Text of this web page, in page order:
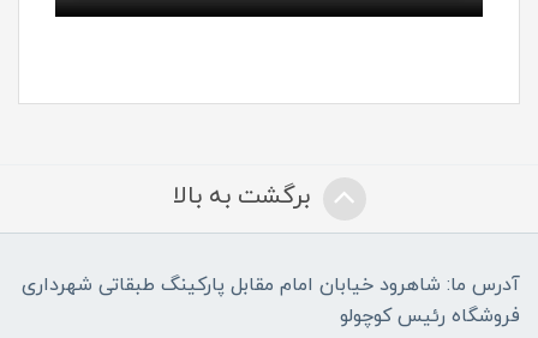
برگشت به بالا
آدرس ما: شاهرود خیابان امام مقابل پارکینگ طبقاتی شهرداری
فروشگاه رئیس کوچولو